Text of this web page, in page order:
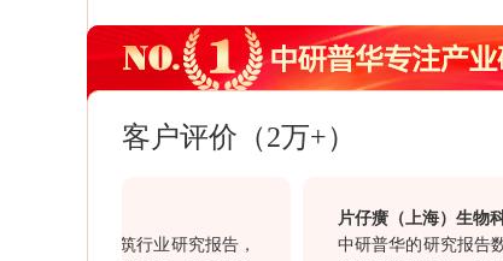
客户评价（2万+）
海南省建筑行业研究报告，
片仔癀（上海）生物科技
中研普华的研究报告数据